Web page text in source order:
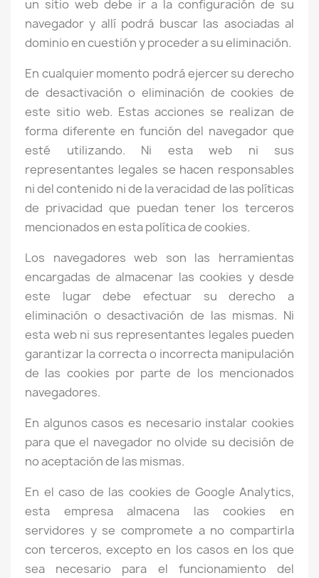
un sitio web debe ir a la configuración de su
navegador y allí podrá buscar las asociadas al
dominio en cuestión y proceder a su eliminación.
En cualquier momento podrá ejercer su derecho
de desactivación o eliminación de cookies de
este sitio web. Estas acciones se realizan de
forma diferente en función del navegador que
esté utilizando. Ni esta web ni sus
representantes legales se hacen responsables
ni del contenido ni de la veracidad de las políticas
de privacidad que puedan tener los terceros
mencionados en esta política de cookies.
Los navegadores web son las herramientas
encargadas de almacenar las cookies y desde
este lugar debe efectuar su derecho a
eliminación o desactivación de las mismas. Ni
esta web ni sus representantes legales pueden
garantizar la correcta o incorrecta manipulación
de las cookies por parte de los mencionados
navegadores.
En algunos casos es necesario instalar cookies
para que el navegador no olvide su decisión de
no aceptación de las mismas.
En el caso de las cookies de Google Analytics,
esta empresa almacena las cookies en
servidores y se compromete a no compartirla
con terceros, excepto en los casos en los que
sea necesario para el funcionamiento del